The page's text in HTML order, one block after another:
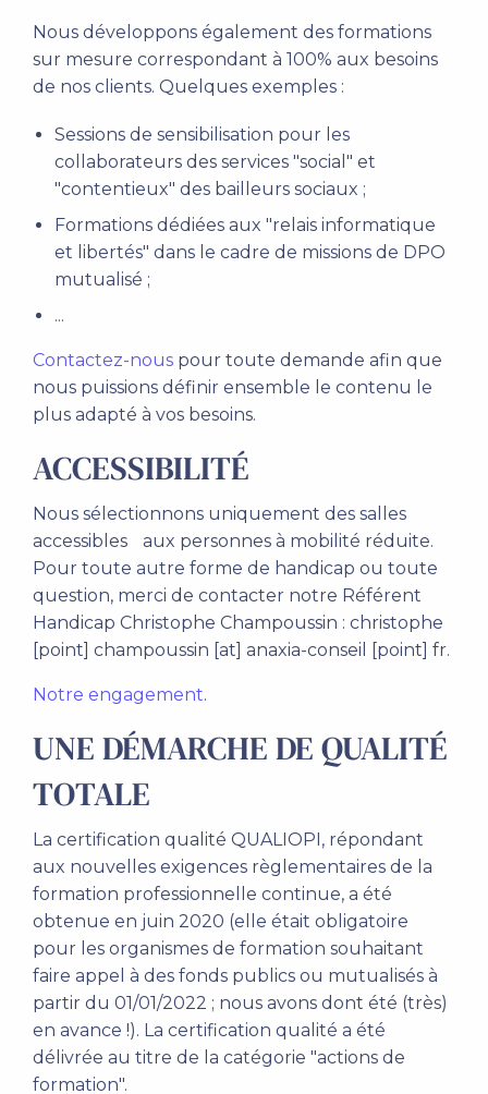
Nous développons également des formations
sur mesure correspondant à 100% aux besoins
de nos clients. Quelques exemples :
Sessions de sensibilisation pour les
collaborateurs des services "social" et
"contentieux" des bailleurs sociaux ;
Formations dédiées aux "relais informatique
et libertés" dans le cadre de missions de DPO
mutualisé ;
...
Contactez-nous pour toute demande afin que
nous puissions définir ensemble le contenu le
plus adapté à vos besoins.
ACCESSIBILITÉ
Nous sélectionnons uniquement des salles
accessibles aux personnes à mobilité réduite.
Pour toute autre forme de handicap ou toute
question, merci de contacter notre Référent
Handicap Christophe Champoussin : christophe
[point] champoussin [at] anaxia-conseil [point] fr.
Notre engagement.
UNE DÉMARCHE DE QUALITÉ
TOTALE
La certification qualité QUALIOPI, répondant
aux nouvelles exigences règlementaires de la
formation professionnelle continue, a été
obtenue en juin 2020 (elle était obligatoire
pour les organismes de formation souhaitant
faire appel à des fonds publics ou mutualisés à
partir du 01/01/2022 ; nous avons dont été (très)
en avance !). La certification qualité a été
délivrée au titre de la catégorie "actions de
formation".